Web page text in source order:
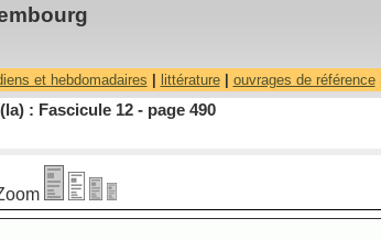
et hebdomadaires littérature| ouvrages de référence|
: Fascicule 12 - page 490